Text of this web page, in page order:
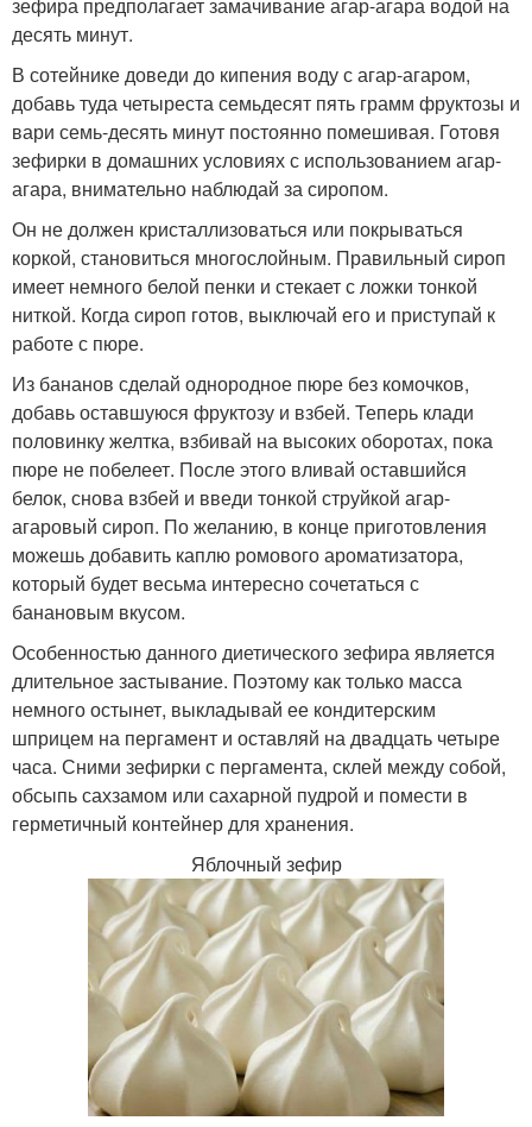
зефира предполагает замачивание агар-агара водой на
десять минут.
В сотейнике доведи до кипения воду с агар-агаром,
добавь туда четыреста семьдесят пять грамм фруктозы и
вари семь-десять минут постоянно помешивая. Готовя
зефирки в домашних условиях с использованием агар-
агара, внимательно наблюдай за сиропом.
Он не должен кристаллизоваться или покрываться
коркой, становиться многослойным. Правильный сироп
имеет немного белой пенки и стекает с ложки тонкой
ниткой. Когда сироп готов, выключай его и приступай к
работе с пюре.
Из бананов сделай однородное пюре без комочков,
добавь оставшуюся фруктозу и взбей. Теперь клади
половинку желтка, взбивай на высоких оборотах, пока
пюре не побелеет. После этого вливай оставшийся
белок, снова взбей и введи тонкой струйкой агар-
агаровый сироп. По желанию, в конце приготовления
можешь добавить каплю ромового ароматизатора,
который будет весьма интересно сочетаться с
банановым вкусом.
Особенностью данного диетического зефира является
длительное застывание. Поэтому как только масса
немного остынет, выкладывай ее кондитерским
шприцем на пергамент и оставляй на двадцать четыре
часа. Сними зефирки с пергамента, склей между собой,
обсыпь сахзамом или сахарной пудрой и помести в
герметичный контейнер для хранения.
Яблочный зефир